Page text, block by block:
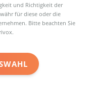
und Richtigkeit der
für diese oder die
Bitte beachten Sie